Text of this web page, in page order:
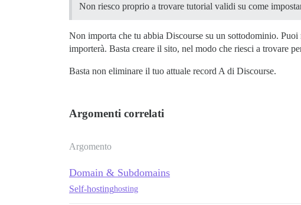
Non riesco proprio a trovare tutorial validi su come
Non importa che tu abbia Discourse su un sottodominio.
importerà. Basta creare il sito, nel modo che riesci a trovare
Basta non eliminare il tuo attuale record A di Discourse.
Argomenti correlati
Argomento
Domain & Subdomains
Self-hostinghosting